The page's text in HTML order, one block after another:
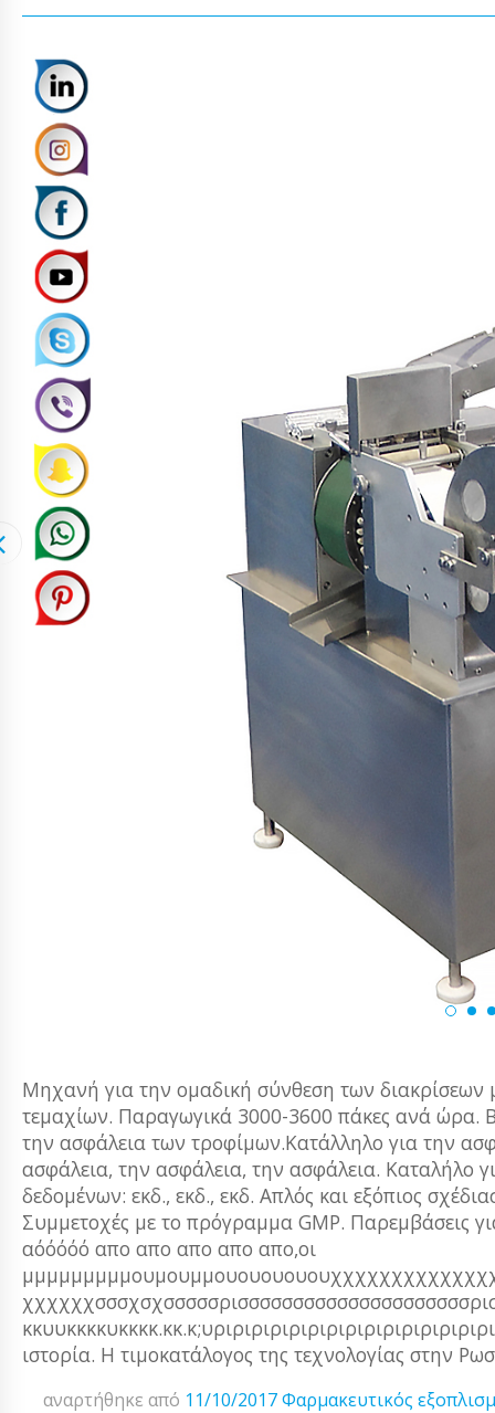
Μηχανή για την ομαδική σύνθεση των
τεμαχίων. Παραγωγικά 3000-3600 πάκες ανά ώρα.
την ασφάλεια των τροφίμων.Κατάλληλο για την
ασφάλεια, την ασφάλεια, την ασφάλεια. Καταλήλο
δεδομένων: εκδ., εκδ., εκδ. Απλός και εξόπιος
Συμμετοχές με το πρόγραμμα GMP. Παρεμβάσεις
αόόόόό απο απο απο απο απο,οι
ιστορία. Η τιμοκατάλογος της τεχνολογίας στην
αναρτήθηκε από 11/10/2017 Φαρμακευτικός